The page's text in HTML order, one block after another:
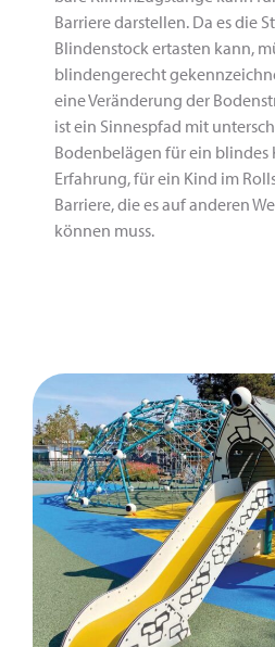
Barriere darstellen. Da es die
Blindenstock ertasten kann,
blindengerecht
eine Veränderung der
ist ein Sinnespfad mit
Bodenbelägen für ein blindes
Erfahrung, für ein Kind im
Barriere, die es auf anderen
können muss.